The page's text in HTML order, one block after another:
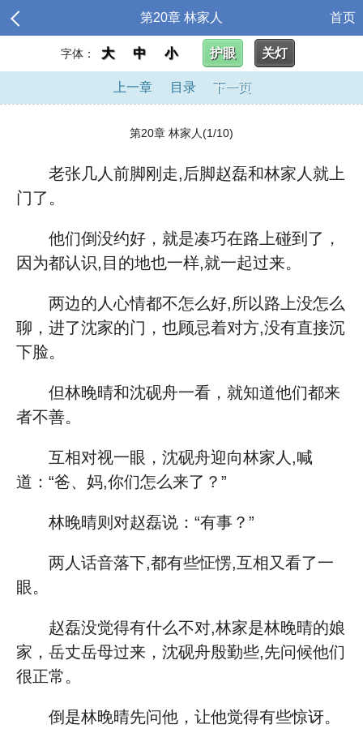
第20章 林家人 首页
字体： 大 中 小 护眼 关灯
上一章 目录 下一页
第20章 林家人(1/10)
老张几人前脚刚走,后脚赵磊和林家人就上
门了。
他们倒没约好，就是凑巧在路上碰到了，
因为都认识,目的地也一样,就一起过来。
两边的人心情都不怎么好,所以路上没怎么
聊，进了沈家的门，也顾忌着对方,没有直接沉
下脸。
但林晚晴和沈砚舟一看，就知道他们都来
者不善。
互相对视一眼，沈砚舟迎向林家人,喊
道：“爸、妈,你们怎么来了？”
林晚晴则对赵磊说：“有事？”
两人话音落下,都有些怔愣,互相又看了一
眼。
赵磊没觉得有什么不对,林家是林晚晴的娘
家，岳丈岳母过来，沈砚舟殷勤些,先问候他们
很正常。
倒是林晚晴先问他，让他觉得有些惊讶。